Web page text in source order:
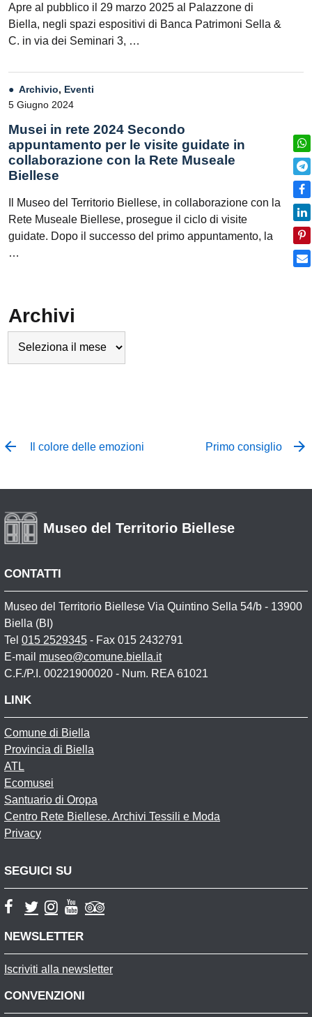
Apre al pubblico il 29 marzo 2025 al Palazzone di
Biella, negli spazi espositivi di Banca Patrimoni Sella &
C. in via dei Seminari 3, …
Archivio, Eventi
5 Giugno 2024
Musei in rete 2024 Secondo
appuntamento per le visite guidate in
collaborazione con la Rete Museale
Biellese
Il Museo del Territorio Biellese, in collaborazione con la
Rete Museale Biellese, prosegue il ciclo di visite
guidate. Dopo il successo del primo appuntamento, la
…
Archivi
Il colore delle emozioni Primo consiglio
Museo del Territorio Biellese
CONTATTI
Museo del Territorio Biellese Via Quintino Sella 54/b - 13900
Biella (BI)
Tel 015 2529345 - Fax 015 2432791
E-mail museo@comune.biella.it
C.F./P.I. 00221900020 - Num. REA 61021
LINK
Comune di Biella
Provincia di Biella
ATL
Ecomusei
Santuario di Oropa
Centro Rete Biellese. Archivi Tessili e Moda
Privacy
SEGUICI SU
NEWSLETTER
Iscriviti alla newsletter
CONVENZIONI